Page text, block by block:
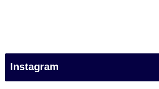
#旅行
#旅行動画
Instagram